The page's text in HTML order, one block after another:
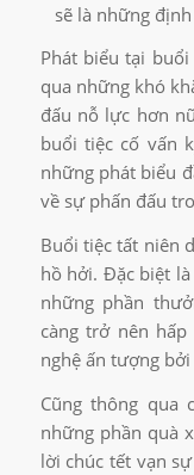
sẽ là những
Phát biểu tại
qua những khó
đấu nỗ lực hơn
buổi tiệc cố vấn
những phát biểu
về sự phấn đấu
Buổi tiệc tất niên
hồ hởi. Đặc biệt
những phần
càng trở nên
nghệ ấn tượng bởi
Cũng thông qua
những phần quà
lời chúc tết vạn